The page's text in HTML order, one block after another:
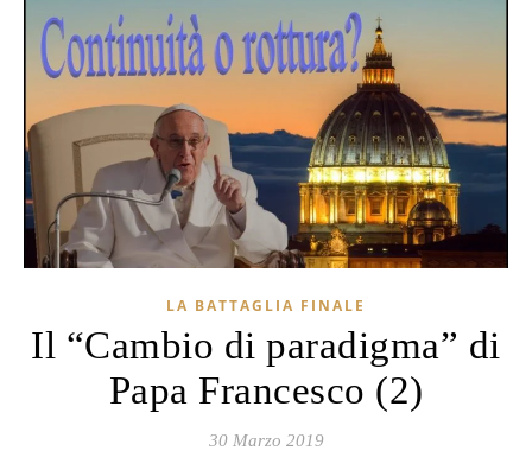
LA BATTAGLIA FINALE
Il “Cambio di paradigma” di
Papa Francesco (2)
30 Marzo 2019